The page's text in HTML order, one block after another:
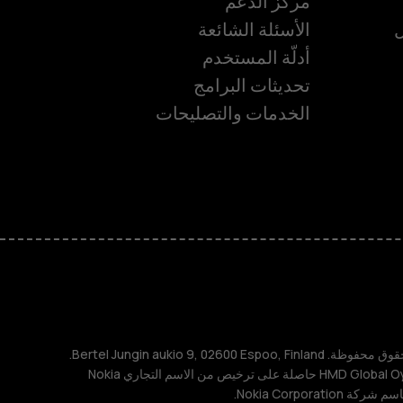
الأسئلة الشائعة
أدلّة المستخدم
تحديثات البرامج
الخدمات والتصليحات
TM و © 2026 HMD Global. جميع الحقوق محفوظة. Bertel Jungin aukio 9, 02600 Espoo, Finland.
مُعرِّف الشركة: 2724044-2. شركة HMD Global Oy حاصلة على ترخيص من الاسم التجاري Nokia